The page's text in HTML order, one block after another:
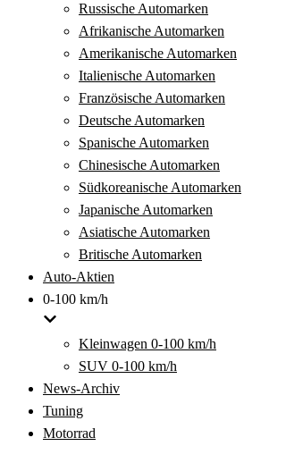
Russische Automarken
Afrikanische Automarken
Amerikanische Automarken
Italienische Automarken
Französische Automarken
Deutsche Automarken
Spanische Automarken
Chinesische Automarken
Südkoreanische Automarken
Japanische Automarken
Asiatische Automarken
Britische Automarken
Auto-Aktien
0-100 km/h
Kleinwagen 0-100 km/h
SUV 0-100 km/h
News-Archiv
Tuning
Motorrad